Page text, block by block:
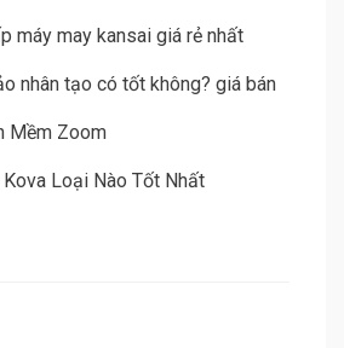
máy may kansai giá rẻ nhất
nhân tạo có tốt không? giá bán
Mềm Zoom
Loại Nào Tốt Nhất